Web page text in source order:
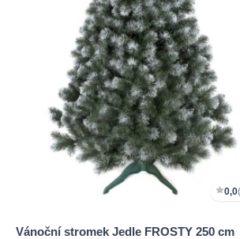
0,0
Vánoční stromek Jedle FROSTY 250 cm